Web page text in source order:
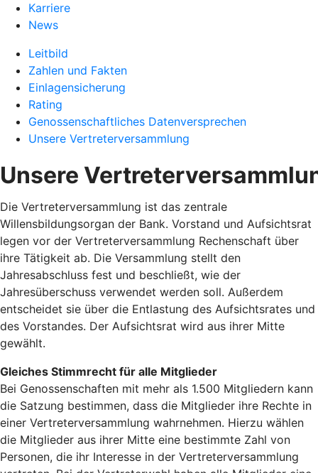
Karriere
News
Leitbild
Zahlen und Fakten
Einlagensicherung
Rating
Genossenschaftliches Datenversprechen
Unsere Vertreterversammlung
Unsere
Die Vertreterversammlung ist das zentrale
Willensbildungsorgan der Bank. Vorstand und Aufsichtsrat
legen vor der Vertreterversammlung Rechenschaft über
ihre Tätigkeit ab. Die Versammlung stellt den
Jahresabschluss fest und beschließt, wie der
Jahresüberschuss verwendet werden soll. Außerdem
entscheidet sie über die Entlastung des Aufsichtsrates und
des Vorstandes. Der Aufsichtsrat wird aus ihrer Mitte
gewählt.
Gleiches Stimmrecht für alle Mitglieder
Bei Genossenschaften mit mehr als 1.500 Mitgliedern kann
die Satzung bestimmen, dass die Mitglieder ihre Rechte in
einer Vertreterversammlung wahrnehmen. Hierzu wählen
die Mitglieder aus ihrer Mitte eine bestimmte Zahl von
Personen, die ihr Interesse in der Vertreterversammlung